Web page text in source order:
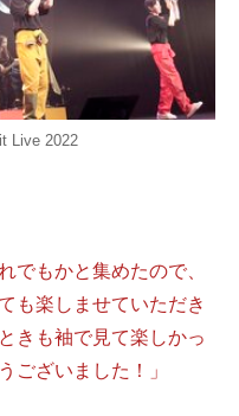
Live 2022
でもかと集めたので、
も楽しませていただき
きも袖で見て楽しかっ
ございました！」